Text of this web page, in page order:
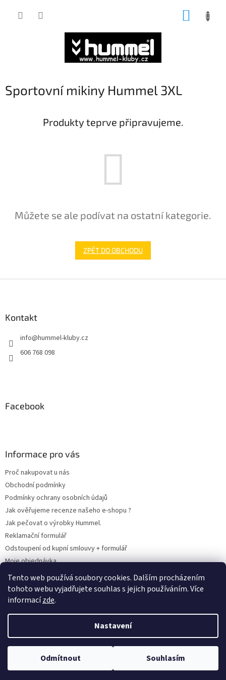
Tento web používá soubory cookies. Dalším procházením
tohoto webu vyjadřujete souhlas s jejich používáním. Více
informacízde.
Nastavení
Odmítnout Souhlasím
Sportovní mikiny Hummel 3XL
Produkty teprve připravujeme.
Můžete se ale podívat na ostatní kategorie.
ZPĚT DO OBCHODU
Kontakt
info@hummel-kluby.cz
606 768 098
Facebook
Informace pro vás
Proč nakupovat u nás
Obchodní podmínky
Podmínky ochrany osobních údajů
Jak ověřujeme recenze našeho e-shopu ?
Jak pečovat o výrobky Hummel.
Reklamační formulář
Odstoupení od kupní smlouvy + formulář
Moje objednávka
Odstoupení od smlouvy
Copyright 2026www.hummel-kluby.cz. Všechna práva vyhrazena.
Upravit nastavení cookies